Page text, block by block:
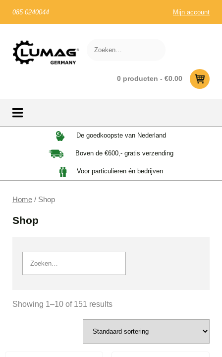
085 0240044 Mijn account
0 producten - €0.00
De goedkoopste van Nederland
Boven de €600,- gratis verzending
Voor particulieren én bedrijven
Home / Shop
Shop
Showing 1–10 of 151 results